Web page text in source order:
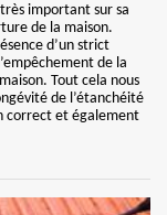
important sur sa
de la maison.
d’un strict
de la
Tout cela nous
de l’étanchéité
correct et également